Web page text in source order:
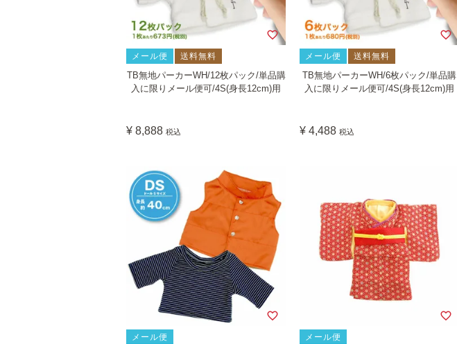
メール便 送料無料
TB無地パーカーWH/12枚パック/単品購
入に限りメール便可/4S(身長12cm)用
¥ 8,888 税込
メール便 送料無料
TB無地パーカーWH/6枚パック/単品購
入に限りメール便可/4S(身長12cm)用
¥ 4,488 税込
メール便 メール便